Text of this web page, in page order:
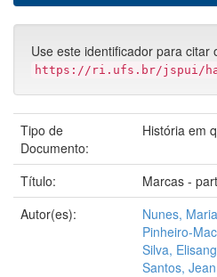
Use este identificador para citar
https://ri.ufs.br/jspui/
Tipo de
Documento:
História em
Título:
Marcas -
Autor(es):
Nunes,
Pinheiro-
Silva,
Santos,